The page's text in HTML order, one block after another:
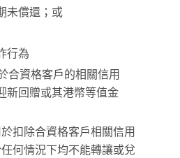
未償還；或
行為
合資格客戶的相關信用
新回贈或其港幣等值金
扣除合資格客戶相關信用
何情況下均不能轉讓或兌